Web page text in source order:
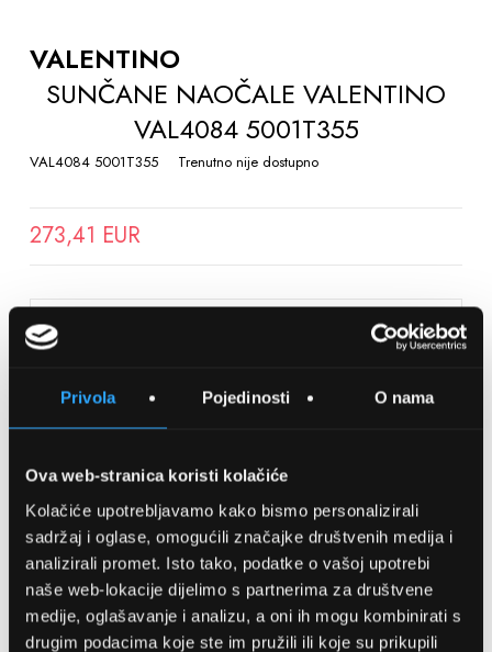
Privola Pojedinosti O nama
Ova web-stranica koristi kolačiće
Kolačiće upotrebljavamo kako bismo personalizirali
sadržaj i oglase, omogućili značajke društvenih medija i
analizirali promet. Isto tako, podatke o vašoj upotrebi
naše web-lokacije dijelimo s partnerima za društvene
medije, oglašavanje i analizu, a oni ih mogu kombinirati s
drugim podacima koje ste im pružili ili koje su prikupili
THE
BEGINNING
OF
GALLERY
VALENTINO
SUNČANE NAOČALE VALENTINO
VAL4084 5001T355
VAL4084 5001T355 Trenutno nije dostupno
273,41 EUR
SPREMITE NA LISTU ŽELJA
Detalji